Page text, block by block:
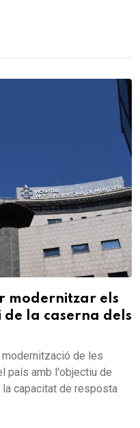
modernitzar els
la caserna dels
modernització de les
país amb l'objectiu de
capacitat de resposta